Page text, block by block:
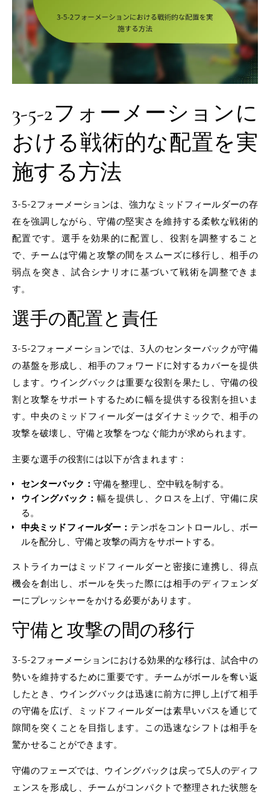
3-5-2フォーメーションに
おける戦術的な配置を実
施する方法
3-5-2フォーメーションは、強力なミッドフィールダーの存
在を強調しながら、守備の堅実さを維持する柔軟な戦術的
配置です。選手を効果的に配置し、役割を調整すること
で、チームは守備と攻撃の間をスムーズに移行し、相手の
弱点を突き、試合シナリオに基づいて戦術を調整できま
す。
選手の配置と責任
3-5-2フォーメーションでは、3人のセンターバックが守備
の基盤を形成し、相手のフォワードに対するカバーを提供
します。ウイングバックは重要な役割を果たし、守備の役
割と攻撃をサポートするために幅を提供する役割を担いま
す。中央のミッドフィールダーはダイナミックで、相手の
攻撃を破壊し、守備と攻撃をつなぐ能力が求められます。
主要な選手の役割には以下が含まれます：
センターバック： 守備を整理し、空中戦を制する。
ウイングバック： 幅を提供し、クロスを上げ、守備に戻
る。
中央ミッドフィールダー： テンポをコントロールし、ボー
ルを配分し、守備と攻撃の両方をサポートする。
ストライカーはミッドフィールダーと密接に連携し、得点
機会を創出し、ボールを失った際には相手のディフェンダ
ーにプレッシャーをかける必要があります。
守備と攻撃の間の移行
3-5-2フォーメーションにおける効果的な移行は、試合中の
勢いを維持するために重要です。チームがボールを奪い返
したとき、ウイングバックは迅速に前方に押し上げて相手
の守備を広げ、ミッドフィールダーは素早いパスを通じて
隙間を突くことを目指します。この迅速なシフトは相手を
驚かせることができます。
守備のフェーズでは、ウイングバックは戻って5人のディフ
ェンスを形成し、チームがコンパクトで整理された状態を